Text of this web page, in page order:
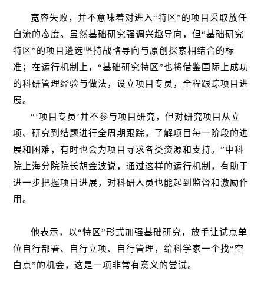
宽容失败，并不意味着对进入“特区”的项目采取放任
自流的态度。虽然基础研究强调兴趣导向，但“基础研究
特区”的项目遴选坚持战略导向与原创探索相结合的标
准；在运行机制上，“基础研究特区”也将借鉴国际上成功
的科研管理经验与做法，设立项目专员，全程跟踪项目进
展。
“‘项目专员 ’并不参与项目研究，但对研究项目从立
项、研究到结题进行全周期跟踪，了解项目每一阶段的进
展和困难，有时也会为项目寻求各类资源和支持。”中科
院上海分院院长胡金波说，通过这样的运行机制，有助于
进一步把握项目进展，对科研人员也能起到监督和激励作
用。
他表示，以“特区”形式加强基础研究，放手让试点单
位自行部署、自行立项、自行管理，给科学家一个找“空
白点”的机会，这是一项非常有意义的尝试。